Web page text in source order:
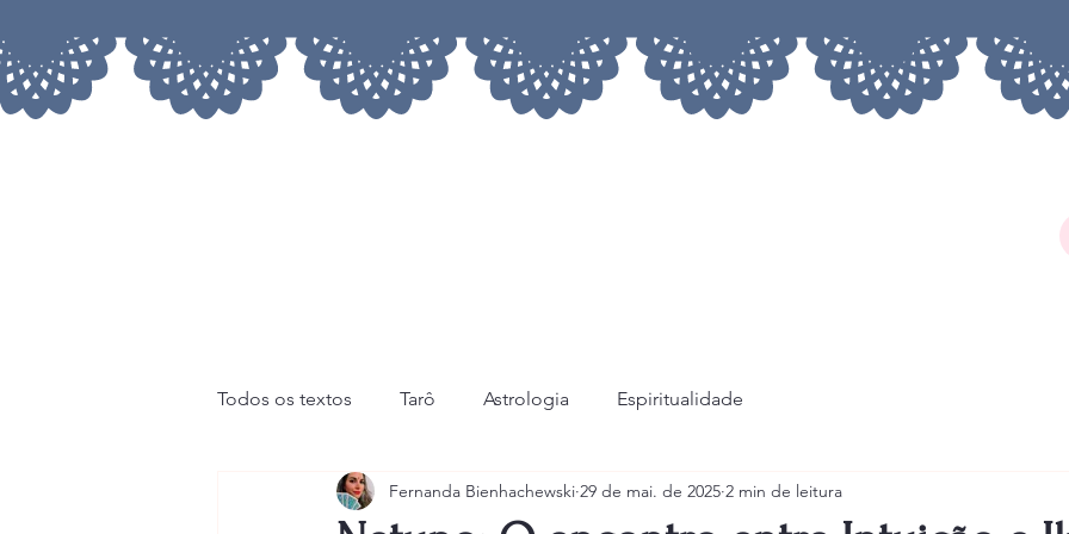
Todos os textos Tarô Astrologia Espiritualidade
Fernanda Bienhachewski 29 de mai. de 2025 2 min de leitura